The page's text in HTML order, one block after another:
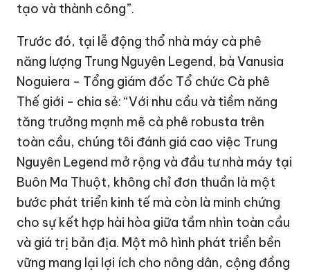
tạo và thành công”.
Trước đó, tại lễ động thổ nhà máy cà phê
năng lượng Trung Nguyên Legend, bà Vanusia
Noguiera - Tổng giám đốc Tổ chức Cà phê
Thế giới - chia sẻ: “Với nhu cầu và tiềm năng
tăng trưởng mạnh mẽ cà phê robusta trên
toàn cầu, chúng tôi đánh giá cao việc Trung
Nguyên Legend mở rộng và đầu tư nhà máy tại
Buôn Ma Thuột, không chỉ đơn thuần là một
bước phát triển kinh tế mà còn là minh chứng
cho sự kết hợp hài hòa giữa tầm nhìn toàn cầu
và giá trị bản địa. Một mô hình phát triển bền
vững mang lại lợi ích cho nông dân, cộng đồng